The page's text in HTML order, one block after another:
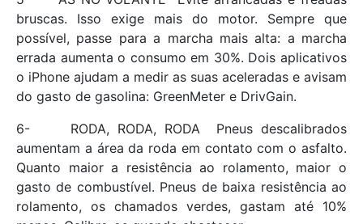
bruscas. Isso exige mais do motor. Sempre que
possível, passe para a marcha mais alta: a marcha
errada aumenta o consumo em 30%. Dois aplicativos
o iPhone ajudam a medir as suas aceleradas e avisam
do gasto de gasolina: GreenMeter e DrivGain.
6- RODA, RODA, RODA  Pneus descalibrados
aumentam a área da roda em contato com o asfalto.
Quanto maior a resistência ao rolamento, maior o
gasto de combustível. Pneus de baixa resistência ao
rolamento, os chamados verdes, gastam até 10%